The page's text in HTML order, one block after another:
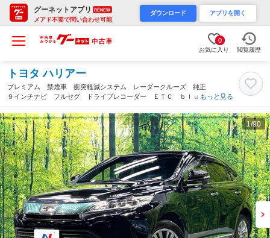
グーネットアプリ RENEW
メアド不要で問い合わせ可能
ダウンロード アプリを開く
0
お気に入り 閲覧履歴
トヨタ ハリアー
プレミアム 禁煙車 衝突軽減システム レーダークルーズ 純正
９インチナビ フルセグ ドライブレコーダー ＥＴＣ ｂｌｕｅ
ｔｏｏｔｈ再生 ハーフレザーシート パワーシート 電動リアゲ
ート シーケンシャルターンランプ（福岡県）
もっと見る
1/90